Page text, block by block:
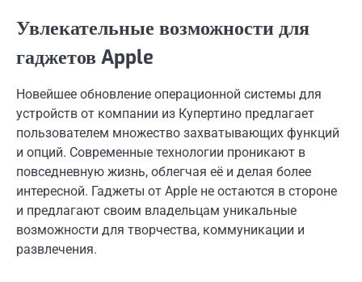
Увлекательные возможности для
гаджетов Apple
Новейшее обновление операционной системы для
устройств от компании из Купертино предлагает
пользователем множество захватывающих функций
и опций. Современные технологии проникают в
повседневную жизнь, облегчая её и делая более
интересной. Гаджеты от Apple не остаются в стороне
и предлагают своим владельцам уникальные
возможности для творчества, коммуникации и
развлечения.